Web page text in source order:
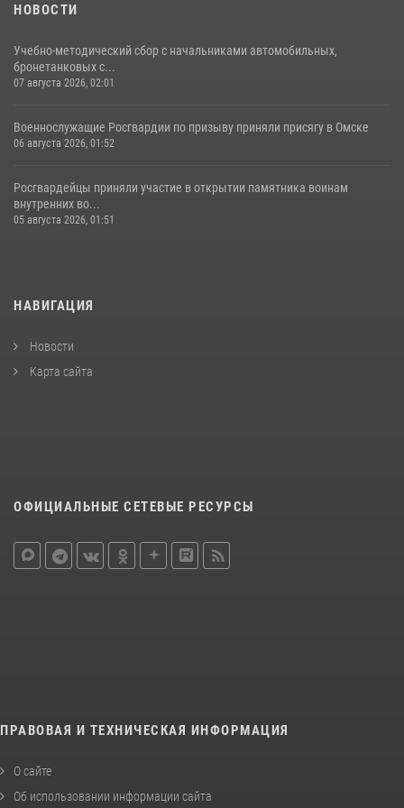
НОВОСТИ
Учебно-методический сбор с начальниками автомобильных,
бронетанковых с...
07 августа 2026, 02:01
Военнослужащие Росгвардии по призыву приняли присягу в Омске
06 августа 2026, 01:52
Росгвардейцы приняли участие в открытии памятника воинам
внутренних во...
05 августа 2026, 01:51
НАВИГАЦИЯ
Новости
Карта сайта
ОФИЦИАЛЬНЫЕ СЕТЕВЫЕ РЕСУРСЫ
ПРАВОВАЯ И ТЕХНИЧЕСКАЯ ИНФОРМАЦИЯ
О сайте
Об использовании информации сайта